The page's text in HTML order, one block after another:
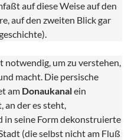
auf diese Weise auf den
auf den zweiten Blick gar
notwendig, um zu verstehen,
macht. Die persische
am Donaukanalein
an der es steht,
in seine Form dekonstruierte
(die selbst nicht am Fluß